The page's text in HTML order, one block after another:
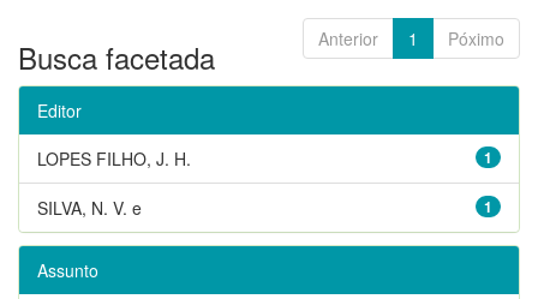
Anterior 1 Póximo
Busca facetada
Editor
1
LOPES FILHO, J. H.
1
SILVA, N. V. e
Assunto